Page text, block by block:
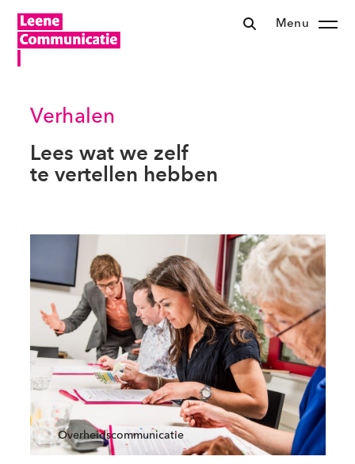
Menu
Verhalen
Lees wat we zelf
te vertellen hebben
Overheidscommunicatie